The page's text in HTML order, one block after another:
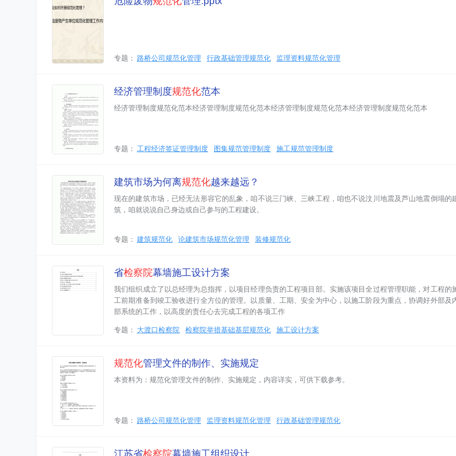
专题： 路桥公司规范化管理 行政基础管理规范化 监理资料规范化管理
经济管理制度规范化范本
经济管理制度规范化范本经济管理制度规范化范本经济管理制度规范化范本经济管理制度规范化范本
专题： 工程经济签证管理制度 图集规范管理制度 施工规范管理制度
建筑市场为何离规范化越来越远？
现在的建筑市场，已经无法形容它的乱象，咱不说三门峡、三峡工程，咱也不说汶川地震及芦山地震倒塌的
筑，咱就说说自己身边或自己参与的工程建设。
专题： 建筑规范化 论建筑市场规范化管理 装修规范化
省检察院幕墙施工设计方案
我们组织成立了以总经理为总指挥，以项目经理负责的工程项目部。实施该项目全过程管理职能，对工程的
工前期准备到竣工验收进行全方位的管理。以质量、工期、安全为中心，以施工阶段为重点，协调好外部及
部系统的工作，以高度的责任心去完成工程的各项工作
专题： 大渡口检察院 检察院举措基础基层规范化 施工设计方案
规范化管理文件的制作、实施规定
本资料为：规范化管理文件的制作、实施规定，内容详实，可供下载参考。
专题： 路桥公司规范化管理 监理资料规范化管理 行政基础管理规范化
江苏省检察院幕墙施工组织设计